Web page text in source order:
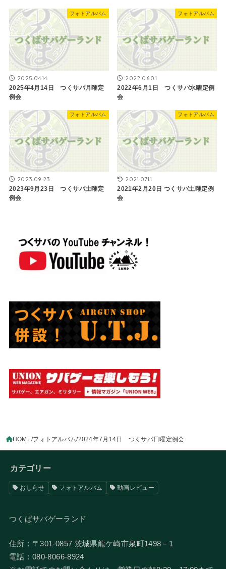
フォトアルバム
2025.04.14
2025年4月14日 つくサバ月曜定
例会
フォトアルバム
2022.06.01
2022年6月1日 つくサバ水曜定例
会
フォトアルバム
2023.09.23
2023年9月23日 つくサバ土曜定
例会
フォトアルバム
2021.07.11
2021年2月20日 つくサバ土曜定例
会
HOME フォトアルバム 2024年7月14日 つくサバ日曜定例会
カテゴリー
おしらせ フォトアルバム 動画レビュー
つくばサバゲーランド
住所：〒301-0857 茨城県龍ケ崎市泉町1498－1
電話：080-8066-8924